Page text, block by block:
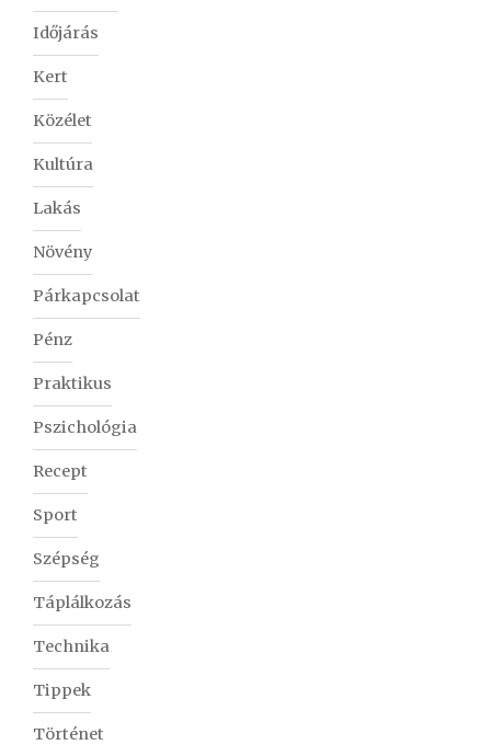
Időjárás
Kert
Közélet
Kultúra
Lakás
Növény
Párkapcsolat
Pénz
Praktikus
Pszichológia
Recept
Sport
Szépség
Táplálkozás
Technika
Tippek
Történet